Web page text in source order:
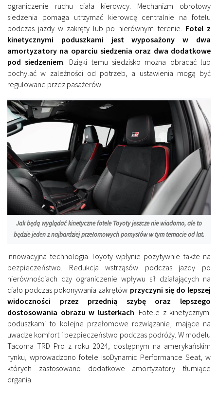
ograniczenie ruchu ciała kierowcy. Mechanizm obrotowy
siedzenia pomaga utrzymać kierowcę centralnie na fotelu
podczas jazdy w zakręty lub po nierównym terenie. Fotel z
kinetycznymi poduszkami jest wyposażony w dwa
amortyzatory na oparciu siedzenia oraz dwa dodatkowe
pod siedzeniem . Dzięki temu siedzisko można obracać lub
pochylać w zależności od potrzeb, a ustawienia mogą być
regulowane przez pasażerów.
Jak będą wyglądać kinetyczne fotele Toyoty jeszcze nie wiadomo, ale to
będzie jeden z najbardziej przełomowych pomysłów w tym temacie od lat.
Innowacyjna technologia Toyoty wpłynie pozytywnie także na
bezpieczeństwo. Redukcja wstrząsów podczas jazdy po
nierównościach czy ograniczenie wpływu sił działających na
ciało podczas pokonywania zakrętów przyczyni się do lepszej
widoczności przez przednią szybę oraz lepszego
dostosowania obrazu w lusterkach. Fotele z kinetycznymi
poduszkami to kolejne przełomowe rozwiązanie, mające na
uwadze komfort i bezpieczeństwo podczas podróży. W modelu
Tacoma TRD Pro z roku 2024, dostępnym na amerykańskim
rynku, wprowadzono fotele IsoDynamic Performance Seat, w
których zastosowano dodatkowe amortyzatory tłumiące
drgania.